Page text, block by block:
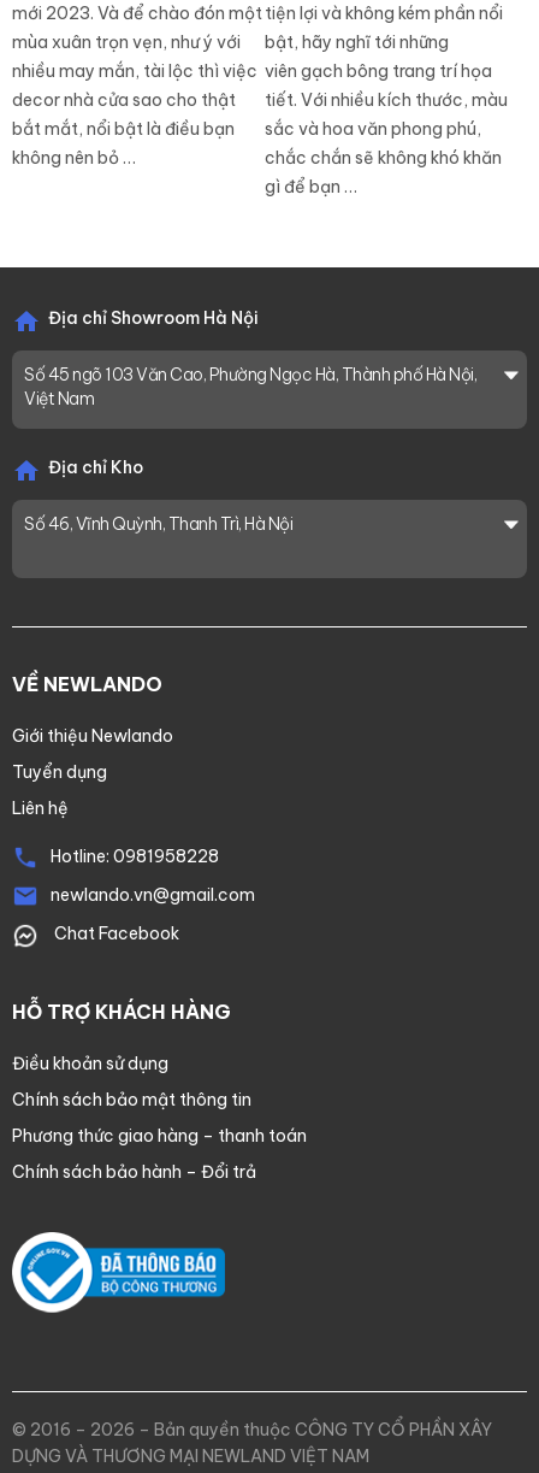
mới 2023. Và để chào đón một
mùa xuân trọn vẹn, như ý với
nhiều may mắn, tài lộc thì việc
decor nhà cửa sao cho thật
bắt mắt, nổi bật là điều bạn
không nên bỏ …
tiện lợi và không kém phần nổi
bật, hãy nghĩ tới những
viên gạch bông trang trí họa
tiết. Với nhiều kích thước, màu
sắc và hoa văn phong phú,
chắc chắn sẽ không khó khăn
gì để bạn …
Địa chỉ Showroom Hà Nội
Số 45 ngõ 103 Văn Cao, Phường Ngọc Hà, Thành phố Hà Nội,
Việt Nam
Địa chỉ Kho
Số 46, Vĩnh Quỳnh, Thanh Trì, Hà Nội
VỀ NEWLANDO
Giới thiệu Newlando
Tuyển dụng
Liên hệ
Hotline: 0981958228
newlando.vn@gmail.com
Chat Facebook
HỖ TRỢ KHÁCH HÀNG
Điều khoản sử dụng
Chính sách bảo mật thông tin
Phương thức giao hàng – thanh toán
Chính sách bảo hành – Đổi trả
© 2016 – 2026 – Bản quyền thuộc CÔNG TY CỔ PHẦN XÂY
DỰNG VÀ THƯƠNG MẠI NEWLAND VIỆT NAM